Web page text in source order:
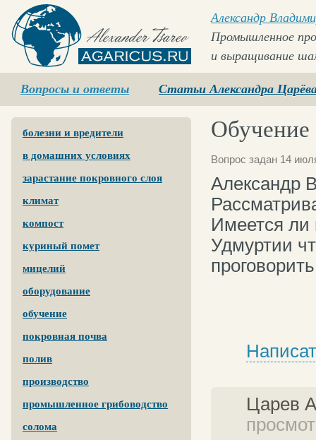
Agaricus.ru
Александр
Промышленное
и выращивание
Вопросы и ответы Статьи Александра
болезни и вредители
в домашних условиях
зарастание покровного слоя
климат
компост
куриный помет
мицелий
оборудование
обучение
покровная почва
полив
производство
промышленное грибоводство
солома
Обучение
Вопрос задан 14
Александр
Имеется ли
Удмуртии
Царев